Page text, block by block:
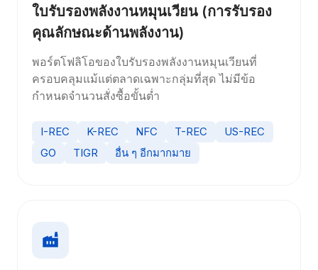
ใบรับรองพลังงานหมุนเวียน (การรับรอง
คุณลักษณะด้านพลังงาน)
พอร์ตโฟลิโอของใบรับรองพลังงานหมุนเวียนที่
ครอบคลุมแม้แต่ตลาดเฉพาะกลุ่มที่สุด ไม่มีข้อ
กำหนดจำนวนสั่งซื้อขั้นต่ำ
I-REC K-REC NFC T-REC
US-REC
GO
TIGR อื่น ๆ อีกมากมาย